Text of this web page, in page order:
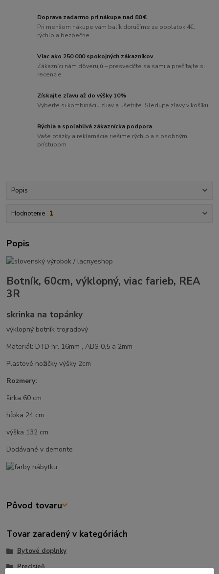
Doprava zadarmo pri nákupe nad 80 €
Pri menšom nákupe vám balík doručíme za poplatok 4€,
rýchlo a bezpečne
Viac ako 250 000 spokojných zákazníkov
Zákazníci nám dôverujú – presvedčte sa sami a prečítajte si
recenzie
Získajte zľavu až do výšky 10%
Vyberte si kombináciu zliav a ušetrite. Sledujte zľavy v košíku
Rýchla a spoľahlivá zákaznícka podpora
Vaše otázky a reklamácie riešime rýchlo a s osobným
prístupom
Popis
Hodnotenie 1
Popis
Botník, 60cm, výklopný, viac farieb, REA
3R
skrinka na topánky
výklopný botník trojradový
Materiál: DTD hr. 16mm , ABS 0,5 a 2mm
Plastové nožičky výšky 2cm
Rozmery:
šírka 60 cm
hĺbka 24 cm
výška 132 cm
Dodávané v demonte
Pôvod tovaru
Tovar zaradený v kategóriách
Bytové doplnky
Predsieň